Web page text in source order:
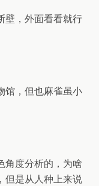
壁，外面看看就行
馆，但也麻雀虽小
角度分析的，为啥
但是从人种上来说